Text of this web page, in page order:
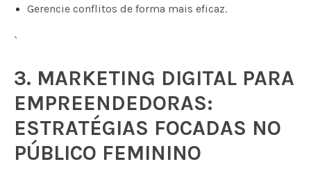
Gerencie conflitos de forma mais eficaz.
`
3. MARKETING DIGITAL PARA
EMPREENDEDORAS:
ESTRATÉGIAS FOCADAS NO
PÚBLICO FEMININO